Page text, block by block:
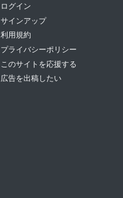
ログイン
サインアップ
利用規約
プライバシーポリシー
このサイトを応援する
広告を出稿したい